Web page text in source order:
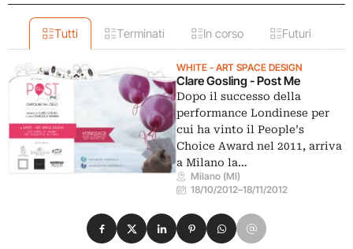
Tutti Terminati In corso Futuri
WHITE - ART SPACE DESIGN
Clare Gosling - Post Me
Dopo il successo della
performance Londinese per
cui ha vinto il People’s
Choice Award nel 2011, arriva
a Milano la…
Milano (MI)
18/10/2012–18/11/2012
Condividi su Facebook
Condividi su X
Condividi su LinkedIn
Condividi su Pinterest
Condividi su WhatsApp
Condividi su Email